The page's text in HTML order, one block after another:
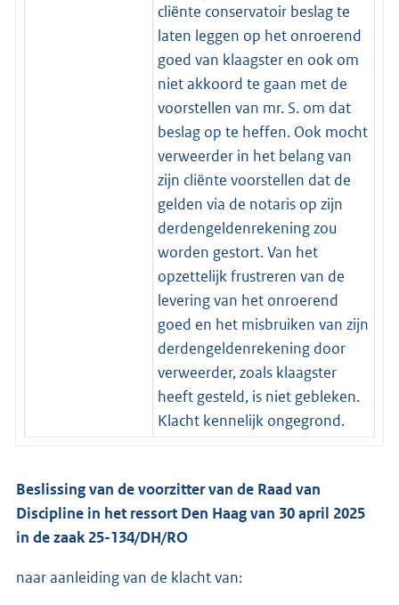
cliënte conservatoir beslag te
laten leggen op het onroerend
goed van klaagster en ook om
niet akkoord te gaan met de
voorstellen van mr. S. om dat
beslag op te heffen. Ook mocht
verweerder in het belang van
zijn cliënte voorstellen dat de
gelden via de notaris op zijn
derdengeldenrekening zou
worden gestort. Van het
opzettelijk frustreren van de
levering van het onroerend
goed en het misbruiken van zijn
derdengeldenrekening door
verweerder, zoals klaagster
heeft gesteld, is niet gebleken.
Klacht kennelijk ongegrond.
Beslissing van de voorzitter van de Raad van
Discipline in het ressort Den Haag van 30 april 2025
in de zaak 25-134/DH/RO
naar aanleiding van de klacht van: